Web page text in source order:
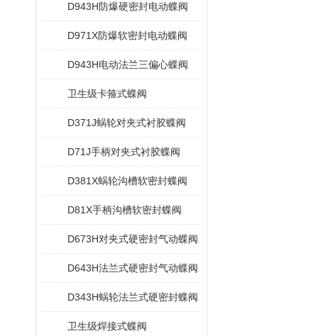
D943H防爆硬密封电动蝶阀
D971X防爆软密封电动蝶阀
D943H电动法兰三偏心蝶阀
卫生级卡箍式蝶阀
D371J蜗轮对夹式衬胶蝶阀
D71J手柄对夹式衬胶蝶阀
D381X蜗轮沟槽软密封蝶阀
D81X手柄沟槽软密封蝶阀
D673H对夹式硬密封气动蝶阀
D643H法兰式硬密封气动蝶阀
D343H蜗轮法兰式硬密封蝶阀
卫生级焊接式蝶阀